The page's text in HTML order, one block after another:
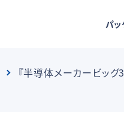
パ
『半導体メーカービッグ